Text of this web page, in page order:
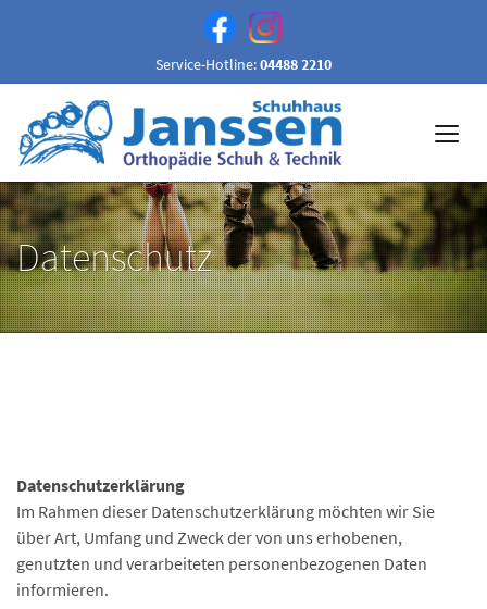
Service-Hotline:04488 2210
Datenschutz
Datenschutzerklärung
Im Rahmen dieser Datenschutzerklärung möchten wir Sie
über Art, Umfang und Zweck der von uns erhobenen,
genutzten und verarbeiteten personenbezogenen Daten
informieren.